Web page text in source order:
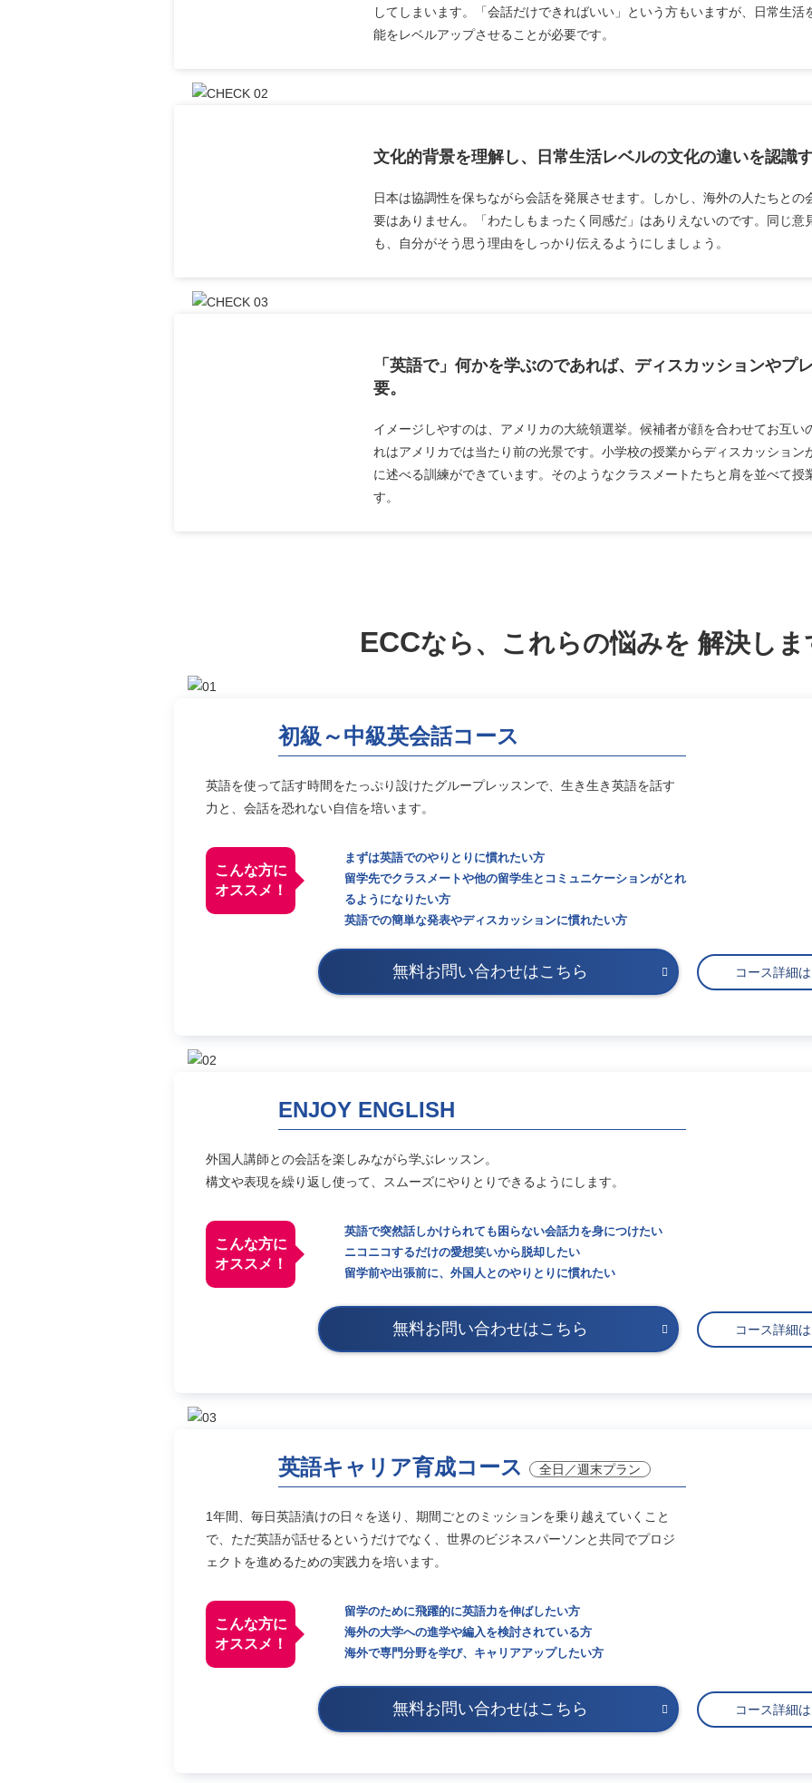
してしまいます。「会話だけできればいい」という方もいますが、日常生
能をレベルアップさせることが必要です。
文化的背景を理解し、日常生活レベルの文化の違いを認識
日本は協調性を保ちながら会話を発展させます。しかし、海外の人たちと
要はありません。「わたしもまったく同感だ」はありえないのです。同じ意
も、自分がそう思う理由をしっかり伝えるようにしましょう。
「英語で」何かを学ぶのであれば、ディスカッションやプ
要。
イメージしやすのは、アメリカの大統領選挙。候補者が顔を合わせてお互
れはアメリカでは当たり前の光景です。小学校の授業からディスカッション
に述べる訓練ができています。そのようなクラスメートたちと肩を並べて
す。
ECCなら、これらの悩みを 解決しま
初級～中級英会話コース
英語を使って話す時間をたっぷり設けたグループレッスンで、生き生き英語を話す
力と、会話を恐れない自信を培います。
こんな方に
オススメ！
まずは英語でのやりとりに慣れたい方
留学先でクラスメートや他の留学生とコミュニケーションがとれ
るようになりたい方
英語での簡単な発表やディスカッションに慣れたい方
無料お問い合わせはこちら コース詳細
ENJOY ENGLISH
外国人講師との会話を楽しみながら学ぶレッスン。
構文や表現を繰り返し使って、スムーズにやりとりできるようにします。
こんな方に
オススメ！
英語で突然話しかけられても困らない会話力を身につけたい
ニコニコするだけの愛想笑いから脱却したい
留学前や出張前に、外国人とのやりとりに慣れたい
無料お問い合わせはこちら コース詳細
英語キャリア育成コース 全日／週末プラン
1年間、毎日英語漬けの日々を送り、期間ごとのミッションを乗り越えていくこと
で、ただ英語が話せるというだけでなく、世界のビジネスパーソンと共同でプロジ
ェクトを進めるための実践力を培います。
こんな方に
オススメ！
留学のために飛躍的に英語力を伸ばしたい方
海外の大学への進学や編入を検討されている方
海外で専門分野を学び、キャリアアップしたい方
無料お問い合わせはこちら コース詳細